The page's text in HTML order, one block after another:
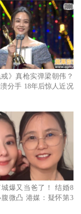
奶奶Taew坦言不知
提蓬阿萨拉塔纳功
奶奶（乌萨萨梅坎
但其实并非出自于
奔提维此弓 饰）从
尽千辛万苦，希望
小安慢慢地学会生
变。
》真枪实弹梁朝伟？
分手 18年后惊人近况
城爆又当爸了！ 结婚8
微凸 港媒：疑怀第3